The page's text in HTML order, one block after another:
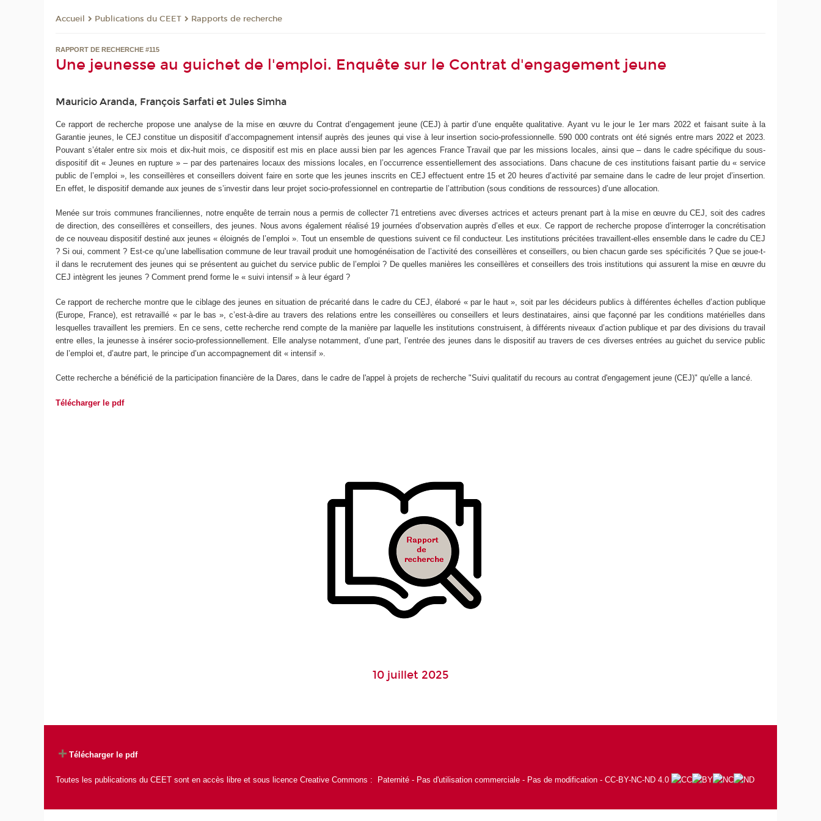
Accueil Publications du CEET Rapports de recherche
RAPPORT DE RECHERCHE #115
Une jeunesse au guichet de l'emploi. Enquête sur le Contrat d'engagement jeune
Mauricio Aranda, François Sarfati et Jules Simha
Ce rapport de recherche propose une analyse de la mise en œuvre du Contrat d’engagement jeune (CEJ) à partir d’une enquête qualitative. Ayant vu le jour le 1ermars 2022 et faisant suite à la
Garantie jeunes, le CEJ constitue un dispositif d’accompagnement intensif auprès des jeunes qui vise à leur insertion socio-professionnelle. 590 000 contrats ont été signés entre mars 2022 et 2023.
Pouvant s’étaler entre six mois et dix-huit mois, ce dispositif est mis en place aussi bien par les agences France Travail que par les missions locales, ainsi que – dans le cadre spécifique du sous-
dispositif dit « Jeunes en rupture » – par des partenaires locaux des missions locales, en l’occurrence essentiellement des associations. Dans chacune de ces institutions faisant partie du « service
public de l’emploi », les conseillères et conseillers doivent faire en sorte que les jeunes inscrits en CEJ effectuent entre 15 et 20 heures d’activité par semaine dans le cadre de leur projet d’insertion.
En effet, le dispositif demande aux jeunes de s’investir dans leur projet socio-professionnel en contrepartie de l’attribution (sous conditions de ressources) d’une allocation.
Menée sur trois communes franciliennes, notre enquête de terrain nous a permis de collecter 71 entretiens avec diverses actrices et acteurs prenant part à la mise en œuvre du CEJ, soit des cadres
de direction, des conseillères et conseillers, des jeunes. Nous avons également réalisé 19 journées d’observation auprès d’elles et eux. Ce rapport de recherche propose d’interroger la concrétisation
de ce nouveau dispositif destiné aux jeunes « éloignés de l’emploi ». Tout un ensemble de questions suivent ce fil conducteur. Les institutions précitées travaillent-elles ensemble dans le cadre du CEJ
? Si oui, comment ? Est-ce qu’une labellisation commune de leur travail produit une homogénéisation de l’activité des conseillères et conseillers, ou bien chacun garde ses spécificités ? Que se joue-t-
il dans le recrutement des jeunes qui se présentent au guichet du service public de l’emploi ? De quelles manières les conseillères et conseillers des trois institutions qui assurent la mise en œuvre du
CEJ intègrent les jeunes ? Comment prend forme le « suivi intensif » à leur égard ?
Ce rapport de recherche montre que le ciblage des jeunes en situation de précarité dans le cadre du CEJ, élaboré « par le haut », soit par les décideurs publics à différentes échelles d’action publique
(Europe, France), est retravaillé « par le bas », c’est-à-dire au travers des relations entre les conseillères ou conseillers et leurs destinataires, ainsi que façonné par les conditions matérielles dans
lesquelles travaillent les premiers. En ce sens, cette recherche rend compte de la manière par laquelle les institutions construisent, à différents niveaux d’action publique et par des divisions du travail
entre elles, la jeunesse à insérer socio-professionnellement. Elle analyse notamment, d’une part, l’entrée des jeunes dans le dispositif au travers de ces diverses entrées au guichet du service public
de l’emploi et, d’autre part, le principe d’un accompagnement dit « intensif ».
Cette recherche a bénéficié de la participation financière de la Dares, dans le cadre de l'appel à projets de recherche "Suivi qualitatif du recours au contrat d'engagement jeune (CEJ)" qu'elle a lancé.
Télécharger le pdf
10 juillet 2025
Télécharger le pdf
Toutes les publications du CEET sont en accès libre et sous licence Creative Commons : Paternité - Pas d'utilisation commerciale - Pas de modification - CC-BY-NC-ND 4.0